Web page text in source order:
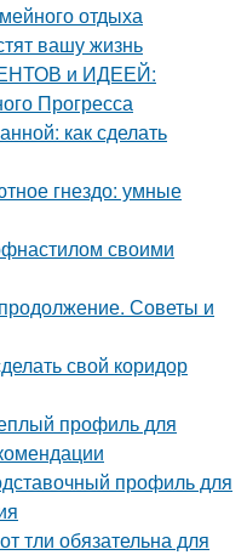
отдыха
вашу жизнь
и ИДЕЕЙ:
Прогресса
как сделать
гнездо: умные
своими
Советы и
свой коридор
профиль для
профиль для
тли обязательна для